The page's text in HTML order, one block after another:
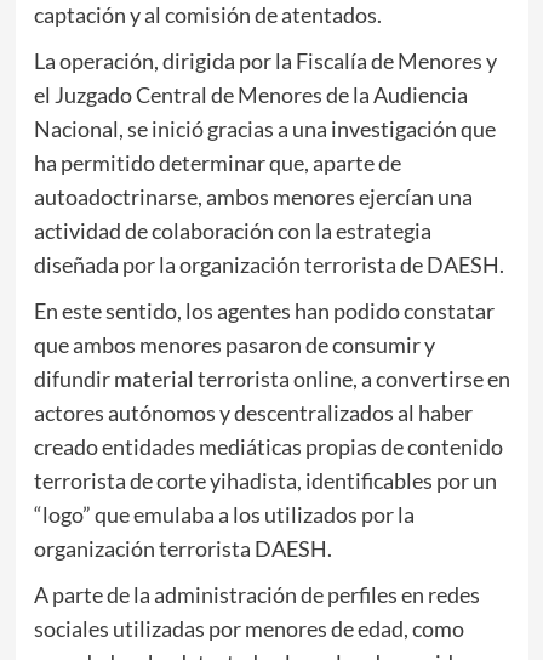
captación y al comisión de atentados.
La operación, dirigida por la Fiscalía de Menores y
el Juzgado Central de Menores de la Audiencia
Nacional, se inició gracias a una investigación que
ha permitido determinar que, aparte de
autoadoctrinarse, ambos menores ejercían una
actividad de colaboración con la estrategia
diseñada por la organización terrorista de DAESH.
En este sentido, los agentes han podido constatar
que ambos menores pasaron de consumir y
difundir material terrorista online, a convertirse en
actores autónomos y descentralizados al haber
creado entidades mediáticas propias de contenido
terrorista de corte yihadista, identificables por un
“logo” que emulaba a los utilizados por la
organización terrorista DAESH.
A parte de la administración de perfiles en redes
sociales utilizadas por menores de edad, como